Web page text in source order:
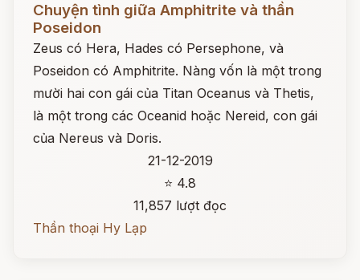
Chuyện tình giữa Amphitrite và thần
Poseidon
Zeus có Hera, Hades có Persephone, và
Poseidon có Amphitrite. Nàng vốn là một trong
mười hai con gái của Titan Oceanus và Thetis,
là một trong các Oceanid hoặc Nereid, con gái
của Nereus và Doris.
21-12-2019
⭐ 4.8
11,857 lượt đọc
Thần thoại Hy Lạp